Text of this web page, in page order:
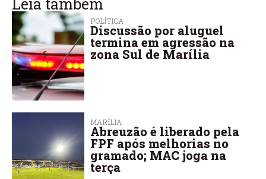
Leia também
POLÍTICA
Discussão por aluguel
termina em agressão na
zona Sul de Marília
MARÍLIA
Abreuzão é liberado pela
FPF após melhorias no
gramado; MAC joga na
terça